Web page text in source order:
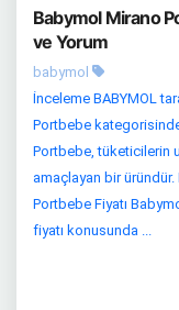
Babymol Mirano
ve Yorum
babymol
İnceleme BABYMOL
Portbebe
Portbebe, tüketicilerin
amaçlayan bir
Portbebe Fiyatı
fiyatı konusunda ...